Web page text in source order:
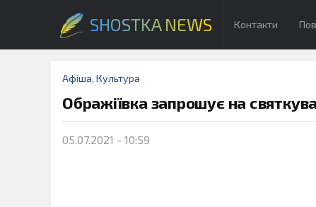
SHOSTKA NEWS Контакти
Афіша, Культура
Ображіївка запрошує на
05.07.2021 - 10:59